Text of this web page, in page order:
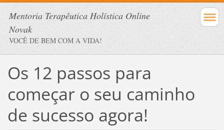
Mentoria Terapêutica Holística Online
Novak
VOCÊ DE BEM COM A VIDA!
Os 12 passos para
começar o seu caminho
de sucesso agora!